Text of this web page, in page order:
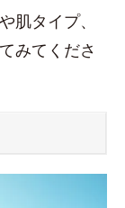
肌タイプ、
みてくださ